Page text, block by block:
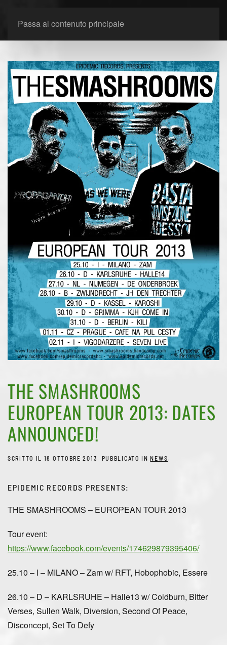
Passa al contenuto principale
THE SMASHROOMS
EUROPEAN TOUR 2013: DATES
ANNOUNCED!
SCRITTO IL 18 OTTOBRE 2013. PUBBLICATO INNEWS.
EPIDEMIC RECORDS PRESENTS:
THE SMASHROOMS – EUROPEAN TOUR 2013
Tour event:
https://www.facebook.com/events/174629879395406/
25.10 – I – MILANO – Zam w/ RFT, Hobophobic, Essere
26.10 – D – KARLSRUHE – Halle13 w/ Coldburn, Bitter
Verses, Sullen Walk, Diversion, Second Of Peace,
Disconcept, Set To Defy